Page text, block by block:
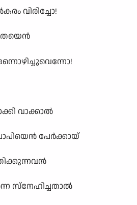
വിരിച്ചോ!
വാക്കാൽ
പേർക്കായ്
സ്നേഹിച്ചതാൽ